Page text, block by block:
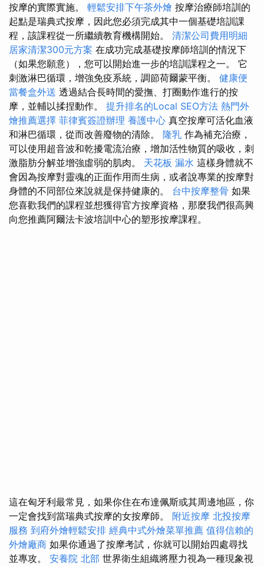
按摩的實際實施。 輕鬆安排下午茶外燴 按摩治療師培訓的
起點是瑞典式按摩，因此您必須完成其中一個基礎培訓課
程，該課程從一所繼續教育機構開始。 清潔公司費用明細
居家清潔300元方案 在成功完成基礎按摩師培訓的情況下
（如果您願意），您可以開始進一步的培訓課程之一。 它
刺激淋巴循環，增強免疫系統，調節荷爾蒙平衡。 健康便
當餐盒外送 透過結合長時間的愛撫、打圈動作進行的按
摩，並輔以揉捏動作。 提升排名的Local SEO方法 熱門外
燴推薦選擇 菲律賓簽證辦理 養護中心 真空按摩可活化血液
和淋巴循環，從而改善廢物的清除。 隆乳 作為補充治療，
可以使用超音波和乾擾電流治療，增加活性物質的吸收，刺
激脂肪分解並增強虛弱的肌肉。 天花板 漏水 這樣身體就不
會因為按摩對靈魂的正面作用而生病，或者說專業的按摩對
身體的不同部位來說就是保持健康的。 台中按摩整骨 如果
您喜歡我們的課程並想獲得官方按摩資格，那麼我們很高興
向您推薦阿爾法卡波培訓中心的塑形按摩課程。
這在匈牙利最常見，如果你住在布達佩斯或其周邊地區，你
一定會找到當瑞典式按摩的女按摩師。 附近按摩 北投按摩
服務 到府外燴輕鬆安排 經典中式外燴菜單推薦 值得信賴的
外燴廠商 如果你通過了按摩考試，你就可以開始四處尋找
並專攻。 安養院 北部 世界衛生組織將壓力視為一種現象視